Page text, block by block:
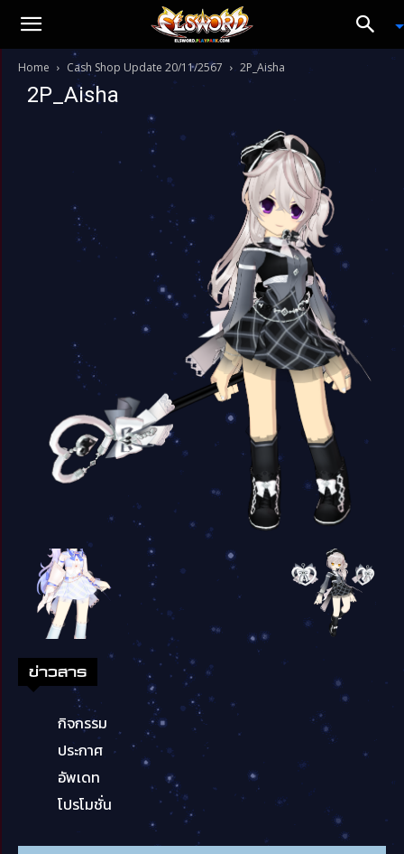
Home Cash Shop Update 20/11/2567 2P_Aisha
2P_Aisha
ข่าวสาร
กิจกรรม
ประกาศ
อัพเดท
โปรโมชั่น